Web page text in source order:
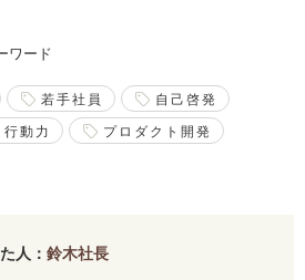
ワード
若手社員 自己啓発
行動力 プロダクト開発
人： 鈴木社長